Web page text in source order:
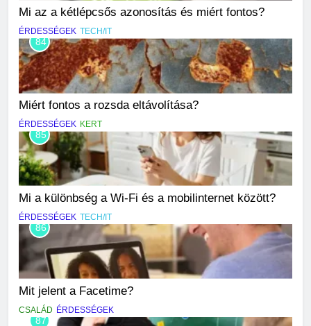
Mi az a kétlépcsős azonosítás és miért fontos?
ÉRDESSÉGEK TECH/IT
84
Miért fontos a rozsda eltávolítása?
ÉRDESSÉGEK KERT
85
Mi a különbség a Wi-Fi és a mobilinternet között?
ÉRDESSÉGEK TECH/IT
86
Mit jelent a Facetime?
CSALÁD ÉRDESSÉGEK
87